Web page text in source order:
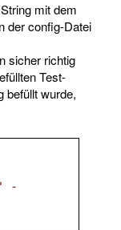
mit dem
der config-Datei
sicher richtig
Test-
befüllt wurde,
-